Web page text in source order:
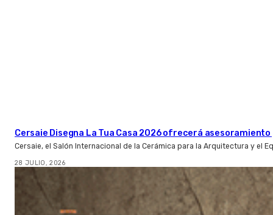
Cersaie Disegna La Tua Casa 2026 ofrecerá
Cersaie, el Salón Internacional de la Cerámica para la Arquitectura y el
28 JULIO, 2026